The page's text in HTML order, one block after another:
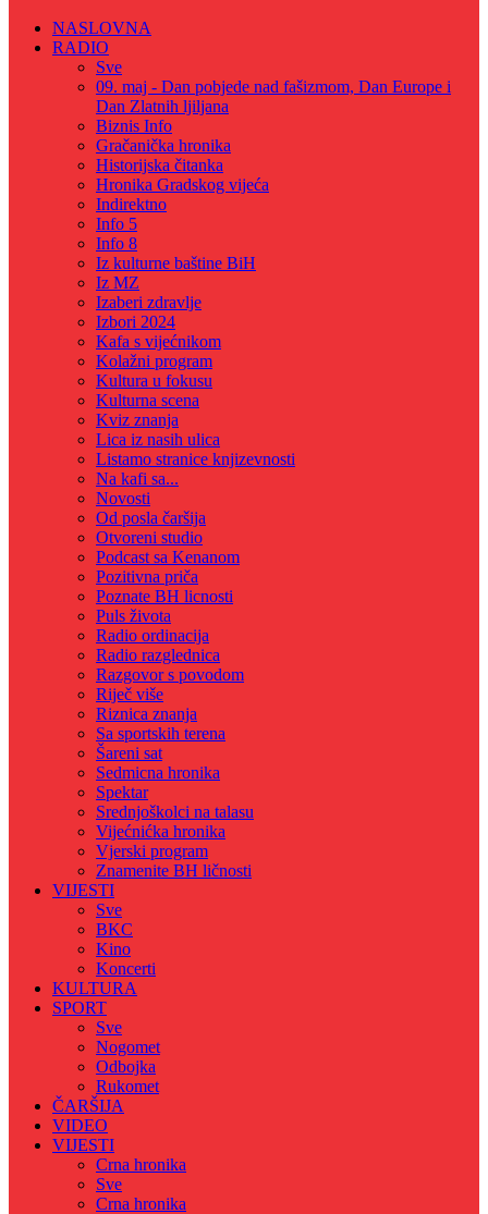
NASLOVNA
RADIO
Sve
09. maj - Dan pobjede nad fašizmom, Dan Europe i
Dan Zlatnih ljiljana
Biznis Info
Gračanička hronika
Historijska čitanka
Hronika Gradskog vijeća
Indirektno
Info 5
Info 8
Iz kulturne baštine BiH
Iz MZ
Izaberi zdravlje
Izbori 2024
Kafa s vijećnikom
Kolažni program
Kultura u fokusu
Kulturna scena
Kviz znanja
Lica iz nasih ulica
Listamo stranice knjizevnosti
Na kafi sa...
Novosti
Od posla čaršija
Otvoreni studio
Podcast sa Kenanom
Pozitivna priča
Poznate BH licnosti
Puls života
Radio ordinacija
Radio razglednica
Razgovor s povodom
Riječ više
Riznica znanja
Sa sportskih terena
Šareni sat
Sedmicna hronika
Spektar
Srednjoškolci na talasu
Vijećnićka hronika
Vjerski program
Znamenite BH ličnosti
VIJESTI
Sve
BKC
Kino
Koncerti
KULTURA
SPORT
Sve
Nogomet
Odbojka
Rukomet
ČARŠIJA
VIDEO
VIJESTI
Crna hronika
Sve
Crna hronika